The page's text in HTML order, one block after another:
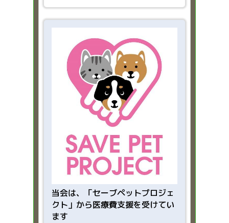
当会は、「セーブペットプロジェ
クト」から医療費支援を受けてい
ます